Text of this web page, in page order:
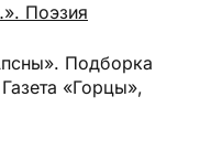
Поэзия
Подборка
«Горцы»,